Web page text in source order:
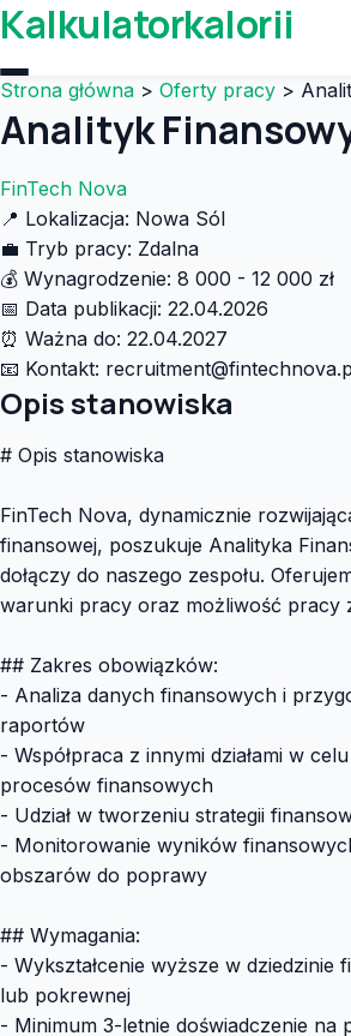
Kalkulatorkalorii
Strona główna > Oferty pracy >
Analityk
FinTech Nova
📍 Lokalizacja: Nowa Sól
💼 Tryb pracy: Zdalna
💰 Wynagrodzenie: 8 000 - 12 000 zł
📅 Data publikacji: 22.04.2026
⏰ Ważna do: 22.04.2027
📧 Kontakt:
Opis stanowiska
# Opis stanowiska
FinTech Nova, dynamicznie
finansowej, poszukuje Analityka
dołączy do naszego zespołu.
warunki pracy oraz możliwość pracy
## Zakres obowiązków:
- Analiza danych finansowych i
raportów
- Współpraca z innymi działami w
procesów finansowych
- Udział w tworzeniu strategii
- Monitorowanie wyników
obszarów do poprawy
## Wymagania:
- Wykształcenie wyższe w dziedzinie
lub pokrewnej
- Minimum 3-letnie doświadczenie na